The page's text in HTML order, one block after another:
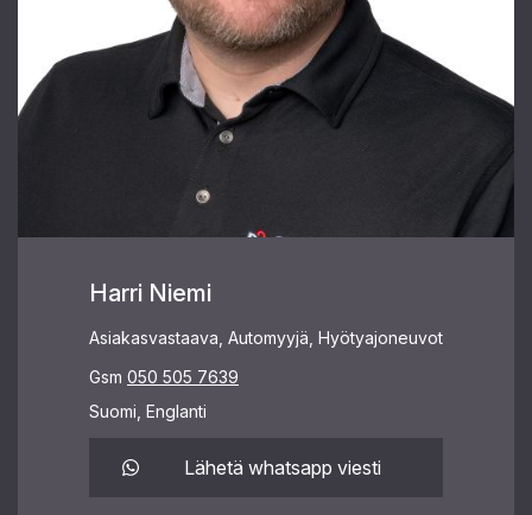
Harri Niemi
Asiakasvastaava, Automyyjä, Hyötyajoneuvot
Gsm 050 505 7639
Suomi, Englanti
Lähetä whatsapp viesti